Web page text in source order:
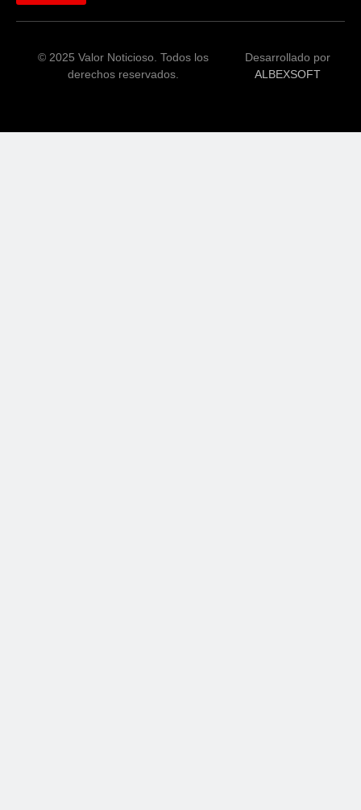
© 2025 Valor Noticioso. Todos los
derechos reservados.
Desarrollado por
ALBEXSOFT